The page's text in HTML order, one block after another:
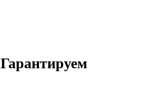
Гарантируем